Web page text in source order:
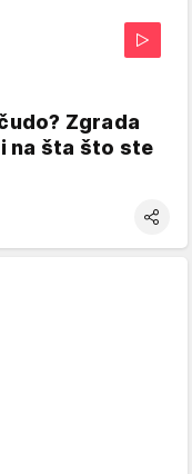
Zgrada
na šta što ste